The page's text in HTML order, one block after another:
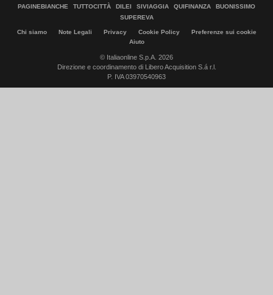
PAGINEBIANCHE
TUTTOCITTÀ DILEI SIVIAGGIA QUIFINANZA
BUONISSIMO
SUPEREVA
Chi siamo Note Legali Privacy Cookie Policy
Preferenze sui cookie
Aiuto
© Italiaonline S.p.A. 2026
Direzione e coordinamento di Libero Acquisition S.á r.l.
P. IVA 03970540963